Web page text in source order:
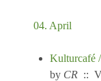
04. April
Kulturcafé
by CR ::